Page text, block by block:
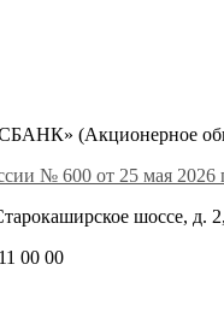
(Акционерное
№ 600 от 25 мая 2026
шоссе, д.
00 00